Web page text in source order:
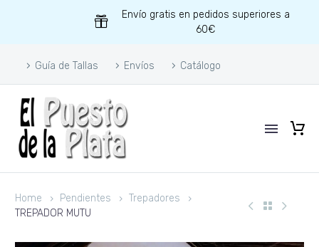
Envío gratis en pedidos superiores a
60€
Guía de Tallas Envíos Catálogo
Home Pendientes
Trepadores
TREPADOR MUTU